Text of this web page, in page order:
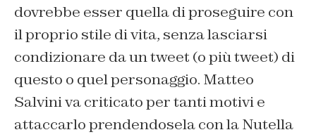
dovrebbe esser quella di proseguire con
il proprio stile di vita, senza lasciarsi
condizionare da un tweet (o più tweet) di
questo o quel personaggio. Matteo
Salvini va criticato per tanti motivi e
attaccarlo prendendosela con la Nutella